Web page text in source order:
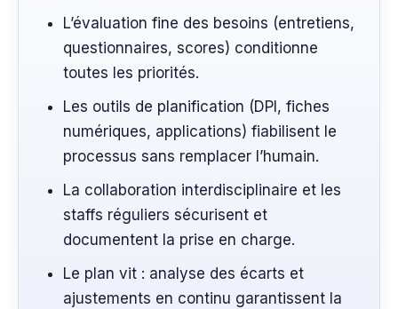
L’évaluation fine des besoins (entretiens,
questionnaires, scores) conditionne
toutes les priorités.
Les outils de planification (DPI, fiches
numériques, applications) fiabilisent le
processus sans remplacer l’humain.
La collaboration interdisciplinaire et les
staffs réguliers sécurisent et
documentent la prise en charge.
Le plan vit : analyse des écarts et
ajustements en continu garantissent la